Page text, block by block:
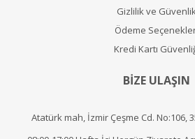
Gizlilik ve
Ödeme
Kredi Kartı
BİZE ULAŞIN
Atatürk mah, İzmir Çeşme Cd. No:106,